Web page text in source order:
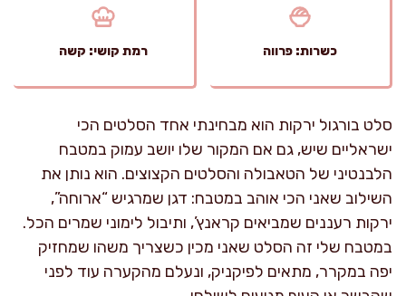
כשרות: פרווה רמת קושי: קשה
סלט בורגול ירקות הוא מבחינתי אחד הסלטים הכי
ישראליים שיש, גם אם המקור שלו יושב עמוק במטבח
הלבנטיני של הטאבולה והסלטים הקצוצים. הוא נותן את
השילוב שאני הכי אוהב במטבח: דגן שמרגיש “ארוחה”,
ירקות רעננים שמביאים קראנץ’, ותיבול לימוני שמרים הכל.
במטבח שלי זה הסלט שאני מכין כשצריך משהו שמחזיק
יפה במקרר, מתאים לפיקניק, ונעלם מהקערה עוד לפני